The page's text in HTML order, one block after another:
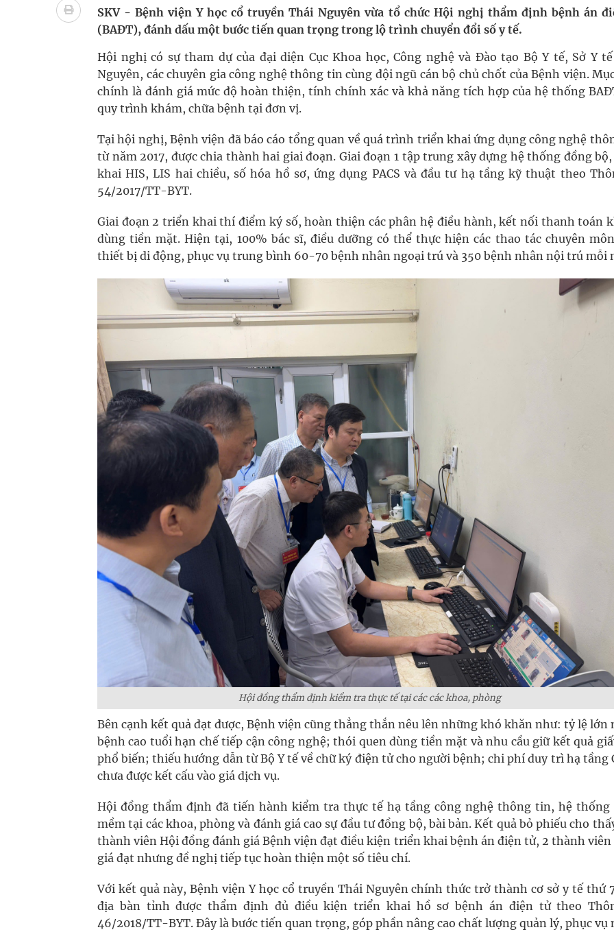
Tác Dụng Chống Kết Tập Tiểu Cầu Và Chống Đông Máu Của Các Loài Nhân Sâm (Panax Spp.): Tổng
Quan Bằng Chứng Dược Lý Và Cơ Chế Phân Tử
Xây dựng bản đồ mạng lưới cấp cứu ngoại viện toàn quốc
Dự báo thời tiết ngày 08/8/2026: Bắc Bộ nắng nóng, nhiệt độ cao nhất 35 độ
Đắk Lắk: Đẩy nhanh tiến độ khám sức khỏe định kỳ, khám sàng lọc cho người dân
SKV - Bệnh viện Y học cổ truyền Thái Nguyên vừa tổ chức Hội nghị thẩm định bệnh án
(BAĐT), đánh dấu một bước tiến quan trọng trong lộ trình chuyển đổi số y tế.
Hội nghị có sự tham dự của đại diện Cục Khoa học, Công nghệ và Đào tạo Bộ Y tế, Sở Y
Nguyên, các chuyên gia công nghệ thông tin cùng đội ngũ cán bộ chủ chốt của Bệnh viện.
chính là đánh giá mức độ hoàn thiện, tính chính xác và khả năng tích hợp của hệ thống
quy trình khám, chữa bệnh tại đơn vị.
Tại hội nghị, Bệnh viện đã báo cáo tổng quan về quá trình triển khai ứng dụng công nghệ
từ năm 2017, được chia thành hai giai đoạn. Giai đoạn 1 tập trung xây dựng hệ thống đồng
khai HIS, LIS hai chiều, số hóa hồ sơ, ứng dụng PACS và đầu tư hạ tầng kỹ thuật theo
54/2017/TT-BYT.
Giai đoạn 2 triển khai thí điểm ký số, hoàn thiện các phân hệ điều hành, kết nối thanh toán
dùng tiền mặt. Hiện tại, 100% bác sĩ, điều dưỡng có thể thực hiện các thao tác chuyên
thiết bị di động, phục vụ trung bình 60-70 bệnh nhân ngoại trú và 350 bệnh nhân nội trú mỗi
Hội đồng thẩm định kiểm tra thực tế tại các các khoa, phòng
Bên cạnh kết quả đạt được, Bệnh viện cũng thẳng thắn nêu lên những khó khăn như: tỷ lệ lớn
bệnh cao tuổi hạn chế tiếp cận công nghệ; thói quen dùng tiền mặt và nhu cầu giữ kết quả
phổ biến; thiếu hướng dẫn từ Bộ Y tế về chữ ký điện tử cho người bệnh; chi phí duy trì hạ tầng
chưa được kết cấu vào giá dịch vụ.
Hội đồng thẩm định đã tiến hành kiểm tra thực tế hạ tầng công nghệ thông tin, hệ thống
mềm tại các khoa, phòng và đánh giá cao sự đầu tư đồng bộ, bài bản. Kết quả bỏ phiếu cho
thành viên Hội đồng đánh giá Bệnh viện đạt điều kiện triển khai bệnh án điện tử, 2 thành viên
giá đạt nhưng đề nghị tiếp tục hoàn thiện một số tiêu chí.
Với kết quả này, Bệnh viện Y học cổ truyền Thái Nguyên chính thức trở thành cơ sở y tế thứ
địa bàn tỉnh được thẩm định đủ điều kiện triển khai hồ sơ bệnh án điện tử theo
46/2018/TT-BYT. Đây là bước tiến quan trọng, góp phần nâng cao chất lượng quản lý, phục vụ